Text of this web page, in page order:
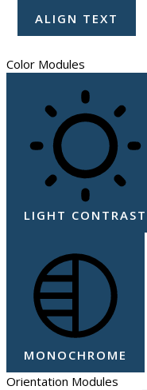
ALIGN TEXT
Color Modules
LIGHT CONTRAST
MONOCHROME
Orientation Modules